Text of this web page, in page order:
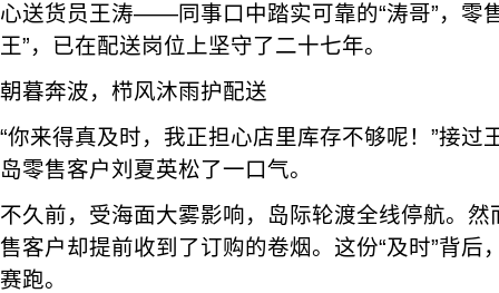
心送货员王涛——同事口中踏实可靠的“涛哥”，零
王”，已在配送岗位上坚守了二十七年。
朝暮奔波，栉风沐雨护配送
“你来得真及时，我正担心店里库存不够呢！”接过
岛零售客户刘夏英松了一口气。
不久前，受海面大雾影响，岛际轮渡全线停航。
售客户却提前收到了订购的卷烟。这份“及时”背后
赛跑。